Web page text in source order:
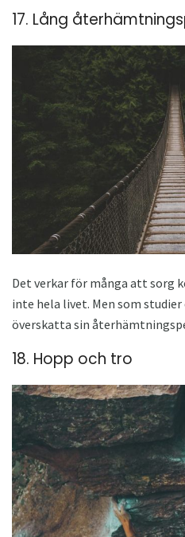
17. Lång
Det verkar för många att sorg
inte hela livet. Men som
överskatta sin
18. Hopp och tro